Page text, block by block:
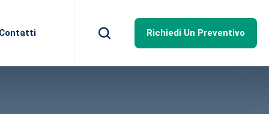
Contatti Richiedi Un Preventivo